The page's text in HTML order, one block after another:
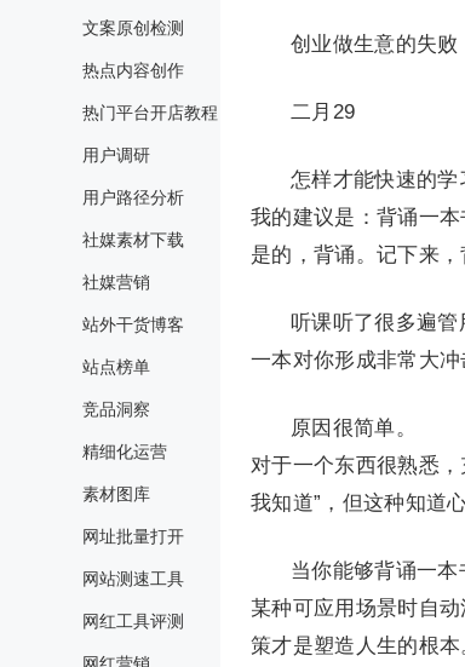
文案原创检测
热点内容创作
热门平台开店教程
用户调研
用户路径分析
社媒素材下载
社媒营销
站外干货博客
站点榜单
竞品洞察
精细化运营
素材图库
网址批量打开
网站测速工具
网红工具评测
创业做生意的失败
二月29
怎样才能快速的学
我的建议是：背诵一本
是的，背诵。记下来，
听课听了很多遍
一本对你形成非常大
原因很简单。
对于一个东西很熟悉
我知道”，但这种知道
当你能够背诵一
某种可应用场景时自
策才是塑造人生的根本